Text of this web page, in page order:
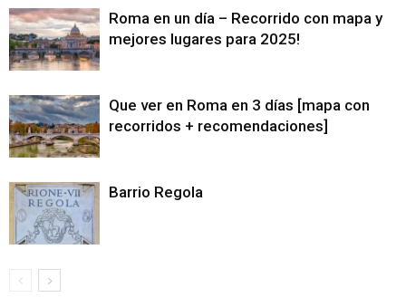
Roma en un día – Recorrido con mapa y
mejores lugares para 2025!
Que ver en Roma en 3 días [mapa con
recorridos + recomendaciones]
Barrio Regola